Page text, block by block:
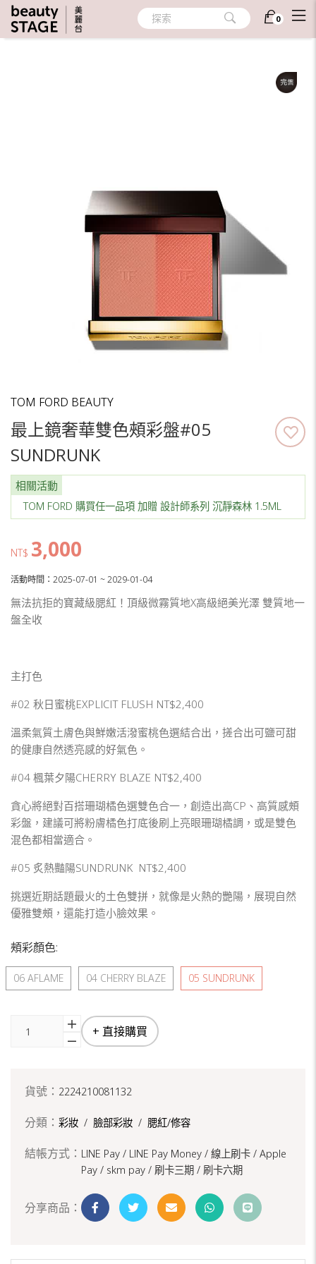
探索 0
首頁/ 彩妝 / 腮紅/修容
TOM FORD BEAUTY
最上鏡奢華雙色頰彩盤#05
SUNDRUNK
相關活動
TOM FORD 購買任一品項 加贈 設計師系列 沉靜森林 1.5ML
NT$ 3,000
活動時間：2025-07-01 ~ 2029-01-04
無法抗拒的寶藏級腮紅！頂級微霧質地X高級絕美光澤 雙質地一
盤全收
主打色
#02 秋日蜜桃EXPLICIT FLUSH NT$2,400
溫柔氣質土膚色與鮮嫩活潑蜜桃色選結合出，搓合出可鹽可甜
的健康自然透亮感的好氣色。
#04 楓葉夕陽CHERRY BLAZE NT$2,400
貪心將絕對百搭珊瑚橘色選雙色合一，創造出高CP、高質感頰
彩盤，建議可將粉膚橘色打底後刷上亮眼珊瑚橘調，或是雙色
混色都相當適合。
#05 炙熱豔陽SUNDRUNK NT$2,400
挑選近期話題最火的土色雙拼，就像是火熱的艷陽，展現自然
優雅雙頰，還能打造小臉效果。
頰彩顏色:
06 AFLAME 04 CHERRY BLAZE 05 SUNDRUNK
+ 直接購買
貨號： 2224210081132
分類： 彩妝 / 臉部彩妝 / 腮紅/修容
結帳方式： LINE Pay / LINE Pay Money / 線上刷卡 / Apple
Pay / skm pay / 刷卡三期 / 刷卡六期
分享商品：